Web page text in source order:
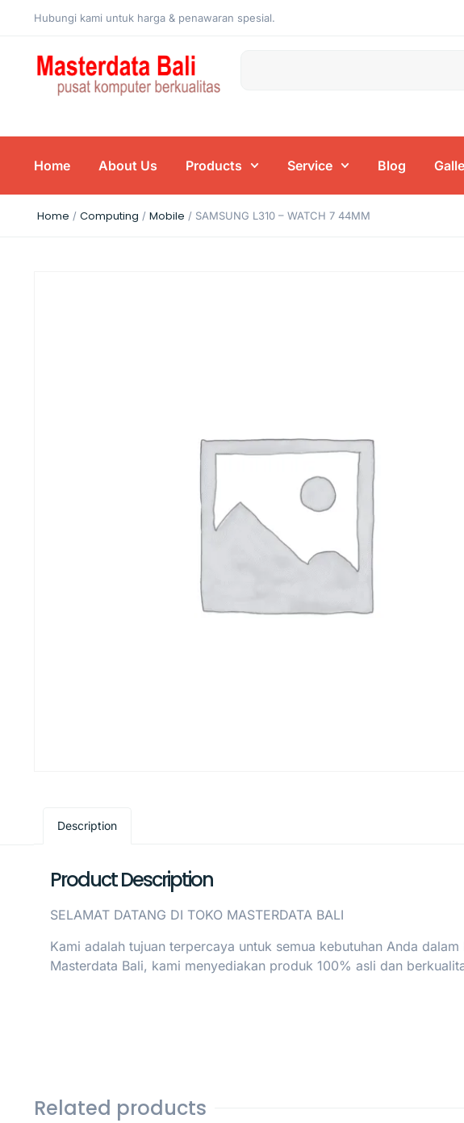
Hubungi kami untuk harga & penawaran spesial.
Home About Us Products Service Blog
Home / Computing / Mobile / SAMSUNG L310 – WATCH 7 44MM
Description
Product Description
SELAMAT DATANG DI TOKO MASTERDATA BALI
Kami adalah tujuan terpercaya untuk semua kebutuhan Anda
Masterdata Bali, kami menyediakan produk 100% asli dan
Related products